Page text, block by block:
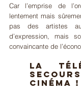
Car l’emprise de
lentement mais
pas des artistes
d’expression, mais
convaincante de
La
cinéma !